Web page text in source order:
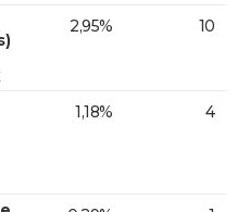
2,95% 10
1,18% 4